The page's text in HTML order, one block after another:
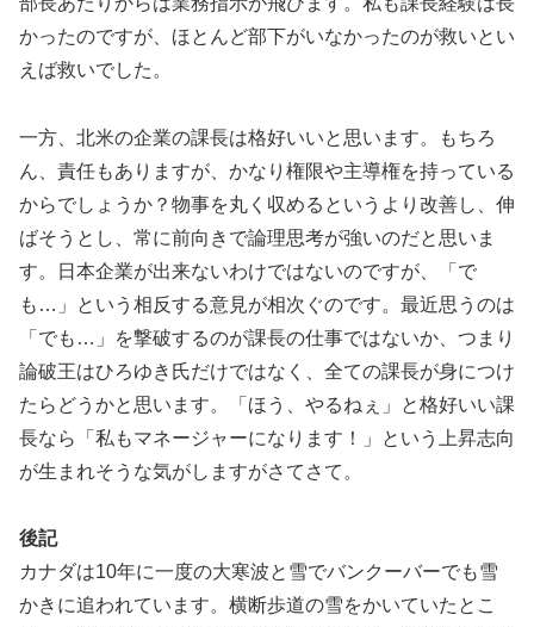
かったのですが、ほとんど部下がいなかったのが救いとい
えば救いでした。
一方、北米の企業の課長は格好いいと思います。もちろ
ん、責任もありますが、かなり権限や主導権を持っている
からでしょうか？物事を丸く収めるというより改善し、伸
ばそうとし、常に前向きで論理思考が強いのだと思いま
す。日本企業が出来ないわけではないのですが、「で
も…」という相反する意見が相次ぐのです。最近思うのは
「でも…」を撃破するのが課長の仕事ではないか、つまり
論破王はひろゆき氏だけではなく、全ての課長が身につけ
たらどうかと思います。「ほう、やるねぇ」と格好いい課
長なら「私もマネージャーになります！」という上昇志向
が生まれそうな気がしますがさてさて。
後記
カナダは10年に一度の大寒波と雪でバンクーバーでも雪
かきに追われています。横断歩道の雪をかいていたとこ